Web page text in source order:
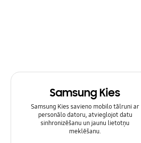
Bluetooth
Iestatījumi
Samsung Kies
Samsung Kies savieno mobilo tālruni ar
personālo datoru, atvieglojot datu
sinhronizēšanu un jaunu lietotņu
meklēšanu.